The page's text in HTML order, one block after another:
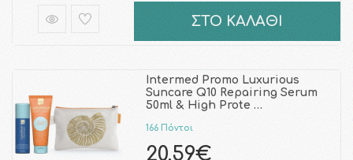
ΣΤΟ ΚΑΛΑΘΙ
Intermed Promo Luxurious
Suncare Q10 Repairing Serum
50ml & High Prote …
166 Πόντοι
20.59€